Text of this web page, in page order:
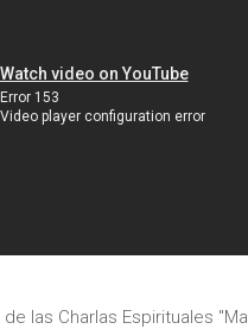
las Charlas Espirituales